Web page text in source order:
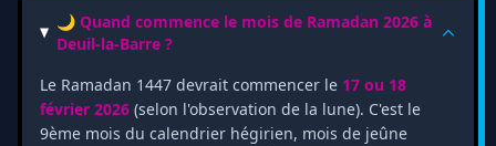
🌙 Quand commence le mois de Ramadan 2026 à
Deuil-la-Barre ?
Le Ramadan 1447 devrait commencer le 17 ou 18
février 2026 (selon l'observation de la lune). C'est le
9ème mois du calendrier hégirien, mois de jeûne